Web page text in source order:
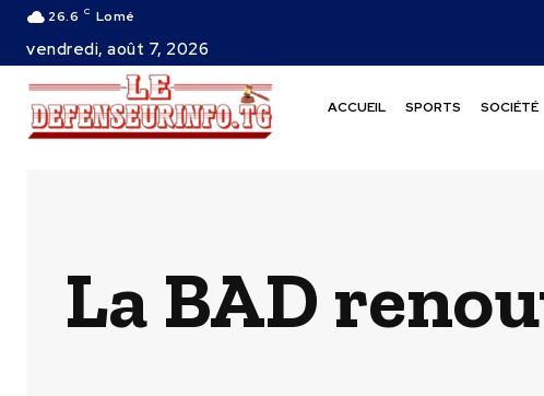
26.6 C Lomé
vendredi, août 7, 2026
ACCUEIL SPORTS SOCIÉTÉ
La BAD